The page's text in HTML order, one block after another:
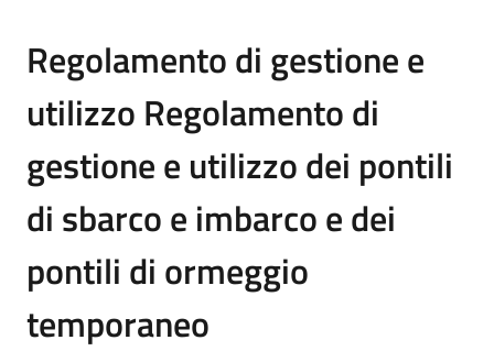
Regolamento di gestione e
utilizzo Regolamento di
gestione e utilizzo dei pontili
di sbarco e imbarco e dei
pontili di ormeggio
temporaneo